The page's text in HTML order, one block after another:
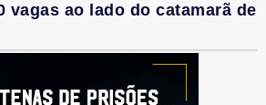
vagas ao lado do catamarã de